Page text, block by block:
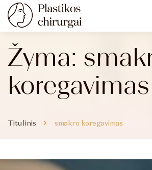
Žyma:
koregavimas
Titulinis smakro koregavimas